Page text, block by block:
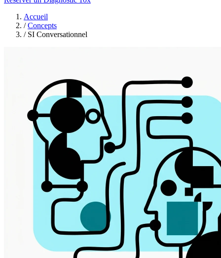
Accueil
/ Concepts
/ SI Conversationnel